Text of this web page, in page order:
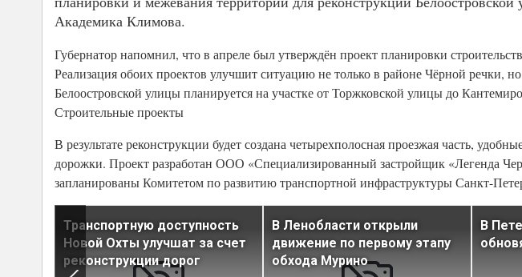
Академика Климова.
Губернатор напомнил, что в апреле был утверждён проект планировки
Реализация обоих проектов улучшит ситуацию не только в районе Чёрной речки,
Белоостровской улицы планируется на участке от Торжковской улицы до
Строительные проекты
В результате реконструкции будет создана четырехполосная проезжая часть,
дорожки. Проект разработан ООО «Специализированный застройщик «Легенда
запланированы Комитетом по развитию транспортной инфраструктуры Санкт-
Транспортную доступность
Новой Охты улучшат за счет
реконструкции дорог
В Ленобласти открыли
движение по первому этапу
обхода Мурино
В